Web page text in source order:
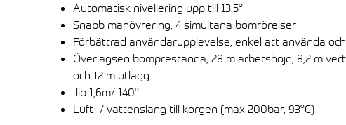
Automatisk nivellering upp till 13.5°
Snabb manövrering, 4 simultana bomrörelser
Förbättrad användarupplevelse, enkel att använda
Överlägsen bomprestanda, 28 m arbetshöjd, 8,2 m
och 12 m utlägg
Jib 1,6m/ 140°
Luft- / vattenslang till korgen (max 200bar, 93°C)